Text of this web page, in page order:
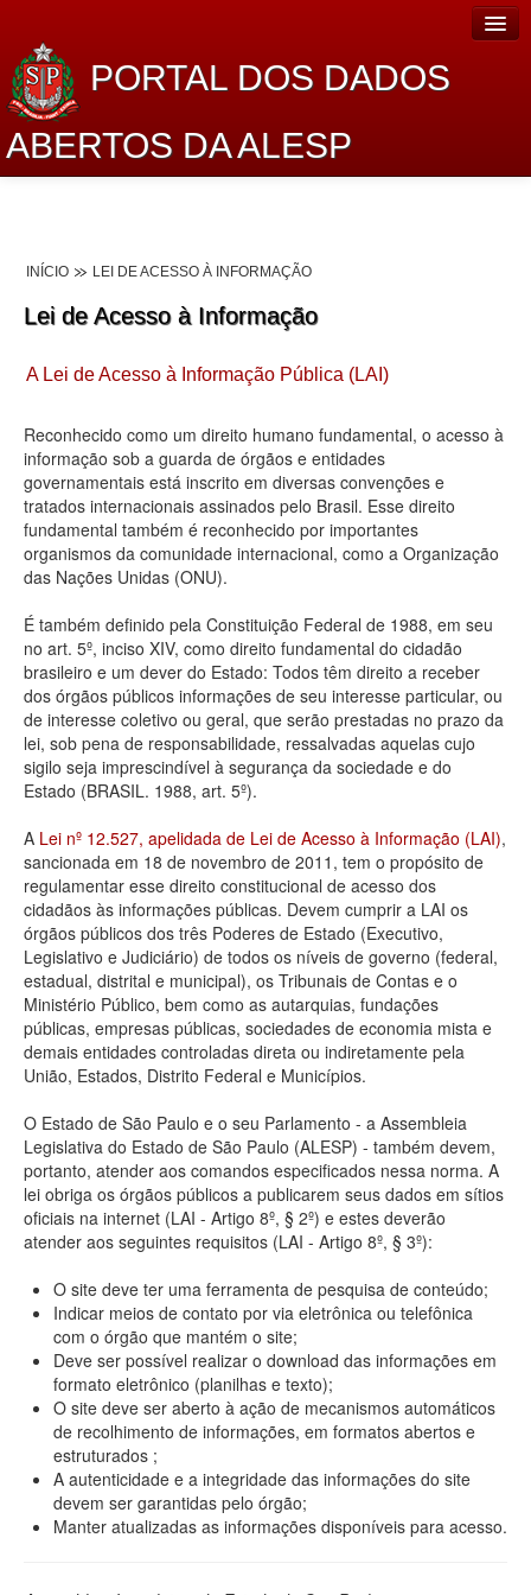
PORTAL DOS DADOS
ABERTOS DA ALESP
Lei de Acesso à Informação
Dados Governamentais Abertos
Planejamento
Catálogo de dados
Processo Legislativo
Deputados Estaduais
Administração
Legislação
Agenda
Perguntas frequentes
Contato
INÍCIO LEI DE ACESSO À INFORMAÇÃO
Lei de Acesso à Informação
A Lei de Acesso à Informação Pública (LAI)
Reconhecido como um direito humano fundamental, o acesso à
informação sob a guarda de órgãos e entidades
governamentais está inscrito em diversas convenções e
tratados internacionais assinados pelo Brasil. Esse direito
fundamental também é reconhecido por importantes
organismos da comunidade internacional, como a Organização
das Nações Unidas (ONU).
É também definido pela Constituição Federal de 1988, em seu
no art. 5º, inciso XIV, como direito fundamental do cidadão
brasileiro e um dever do Estado: Todos têm direito a receber
dos órgãos públicos informações de seu interesse particular, ou
de interesse coletivo ou geral, que serão prestadas no prazo da
lei, sob pena de responsabilidade, ressalvadas aquelas cujo
sigilo seja imprescindível à segurança da sociedade e do
Estado (BRASIL. 1988, art. 5º).
A Lei nº 12.527, apelidada de Lei de Acesso à Informação (LAI),
sancionada em 18 de novembro de 2011, tem o propósito de
regulamentar esse direito constitucional de acesso dos
cidadãos às informações públicas. Devem cumprir a LAI os
órgãos públicos dos três Poderes de Estado (Executivo,
Legislativo e Judiciário) de todos os níveis de governo (federal,
estadual, distrital e municipal), os Tribunais de Contas e o
Ministério Público, bem como as autarquias, fundações
públicas, empresas públicas, sociedades de economia mista e
demais entidades controladas direta ou indiretamente pela
União, Estados, Distrito Federal e Municípios.
O Estado de São Paulo e o seu Parlamento - a Assembleia
Legislativa do Estado de São Paulo (ALESP) - também devem,
portanto, atender aos comandos especificados nessa norma. A
lei obriga os órgãos públicos a publicarem seus dados em sítios
oficiais na internet (LAI - Artigo 8º, § 2º) e estes deverão
atender aos seguintes requisitos (LAI - Artigo 8º, § 3º):
O site deve ter uma ferramenta de pesquisa de conteúdo;
Indicar meios de contato por via eletrônica ou telefônica
com o órgão que mantém o site;
Deve ser possível realizar o download das informações em
formato eletrônico (planilhas e texto);
O site deve ser aberto à ação de mecanismos automáticos
de recolhimento de informações, em formatos abertos e
estruturados ;
A autenticidade e a integridade das informações do site
devem ser garantidas pelo órgão;
Manter atualizadas as informações disponíveis para acesso.